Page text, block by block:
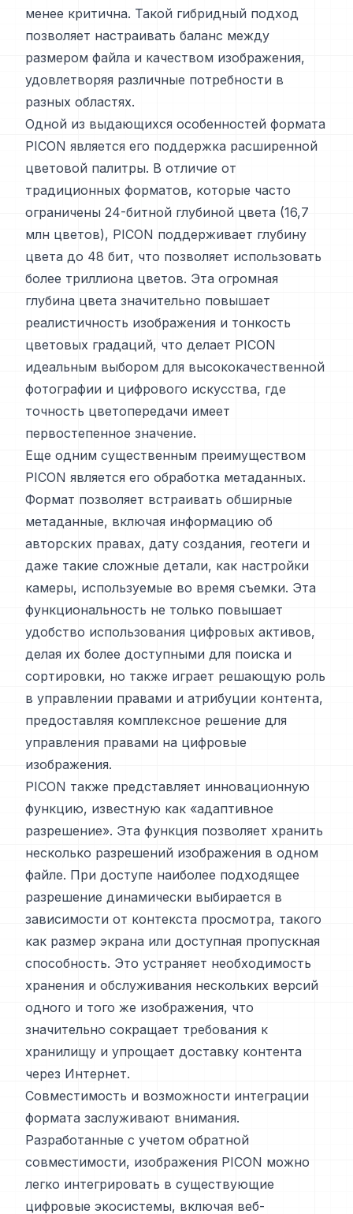
менее критична. Такой гибридный подход
позволяет настраивать баланс между
размером файла и качеством изображения,
удовлетворяя различные потребности в
разных областях.
Одной из выдающихся особенностей формата
PICON является его поддержка расширенной
цветовой палитры. В отличие от
традиционных форматов, которые часто
ограничены 24-битной глубиной цвета (16,7
млн цветов), PICON поддерживает глубину
цвета до 48 бит, что позволяет использовать
более триллиона цветов. Эта огромная
глубина цвета значительно повышает
реалистичность изображения и тонкость
цветовых градаций, что делает PICON
идеальным выбором для высококачественной
фотографии и цифрового искусства, где
точность цветопередачи имеет
первостепенное значение.
Еще одним существенным преимуществом
PICON является его обработка метаданных.
Формат позволяет встраивать обширные
метаданные, включая информацию об
авторских правах, дату создания, геотеги и
даже такие сложные детали, как настройки
камеры, используемые во время съемки. Эта
функциональность не только повышает
удобство использования цифровых активов,
делая их более доступными для поиска и
сортировки, но также играет решающую роль
в управлении правами и атрибуции контента,
предоставляя комплексное решение для
управления правами на цифровые
изображения.
PICON также представляет инновационную
функцию, известную как «адаптивное
разрешение». Эта функция позволяет хранить
несколько разрешений изображения в одном
файле. При доступе наиболее подходящее
разрешение динамически выбирается в
зависимости от контекста просмотра, такого
как размер экрана или доступная пропускная
способность. Это устраняет необходимость
хранения и обслуживания нескольких версий
одного и того же изображения, что
значительно сокращает требования к
хранилищу и упрощает доставку контента
через Интернет.
Совместимость и возможности интеграции
формата заслуживают внимания.
Разработанные с учетом обратной
совместимости, изображения PICON можно
легко интегрировать в существующие
цифровые экосистемы, включая веб-